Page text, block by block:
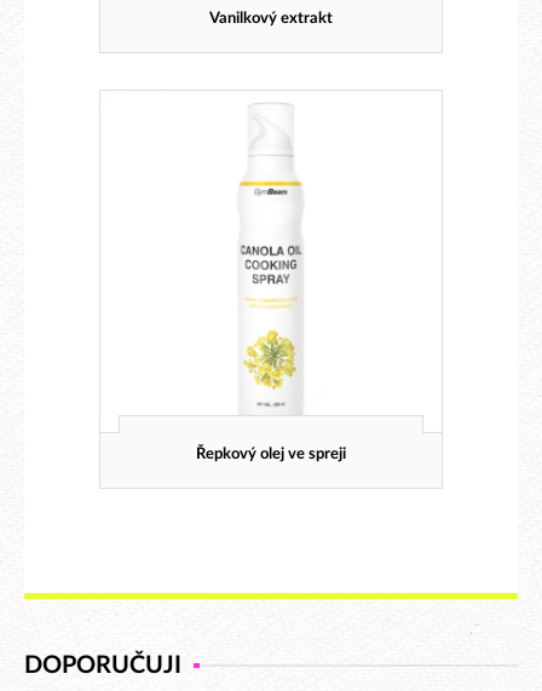
Vanilkový extrakt
Řepkový olej ve spreji
DOPORUČUJI